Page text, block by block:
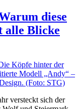
diese
alle Blicke
versteckt sich der